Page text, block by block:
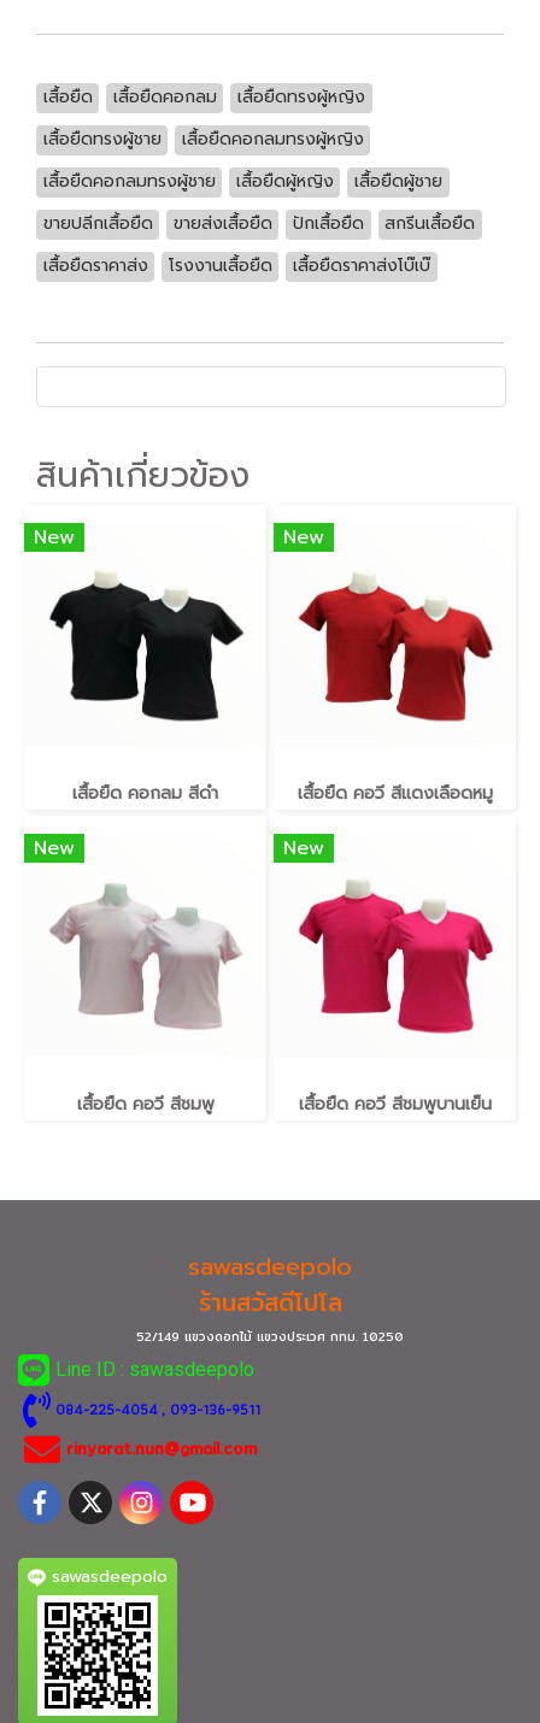
เสื้อยืด เสื้อยืดคอกลม
เสื้อยืดทรงผู้หญิง
เสื้อยืดทรงผู้ชาย
เสื้อยืดคอกลมทรงผู้หญิง
เสื้อยืดคอกลมทรงผู้ชาย
เสื้อยืดผู้หญิง
เสื้อยืดผู้ชาย
ขายปลีกเสื้อยืด
ขายส่งเสื้อยืด ปักเสื้อยืด
สกรีนเสื้อยืด
เสื้อยืดราคาส่ง
โรงงานเสื้อยืด เสื้อยืดราคาส่งโบ๊เบ๊
สินค้าเกี่ยวข้อง
New
เสื้อยืด คอกลม สีดำ
New
เสื้อยืด คอวี สีแดงเลือดหมู
New
เสื้อยืด คอวี สีชมพู
New
เสื้อยืด คอวี สีชมพูบานเย็น
sawasdeepolo
ร้านสวัสดีโปโล
52/149 แขวงดอกไม้ แขวงประเวศ กทม. 10250
Line ID : sawasdeepolo
084-225-4054, 093-136-9511
rinyarat.nun@gmail.com
sawasdeepolo